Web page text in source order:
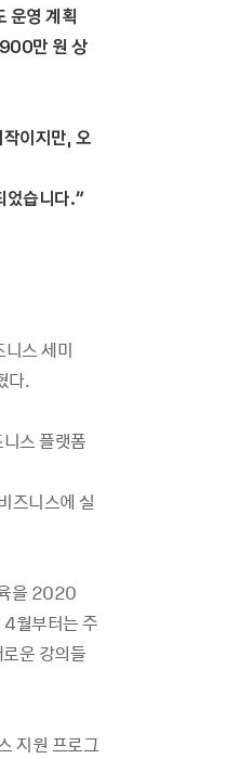
운영 계획
만 원상
이지만, 오
었습니다.”
스 세미
다.
스 플랫폼
즈니스에 실
을 2020
월부터는 주
운 강의들
지원 프로그